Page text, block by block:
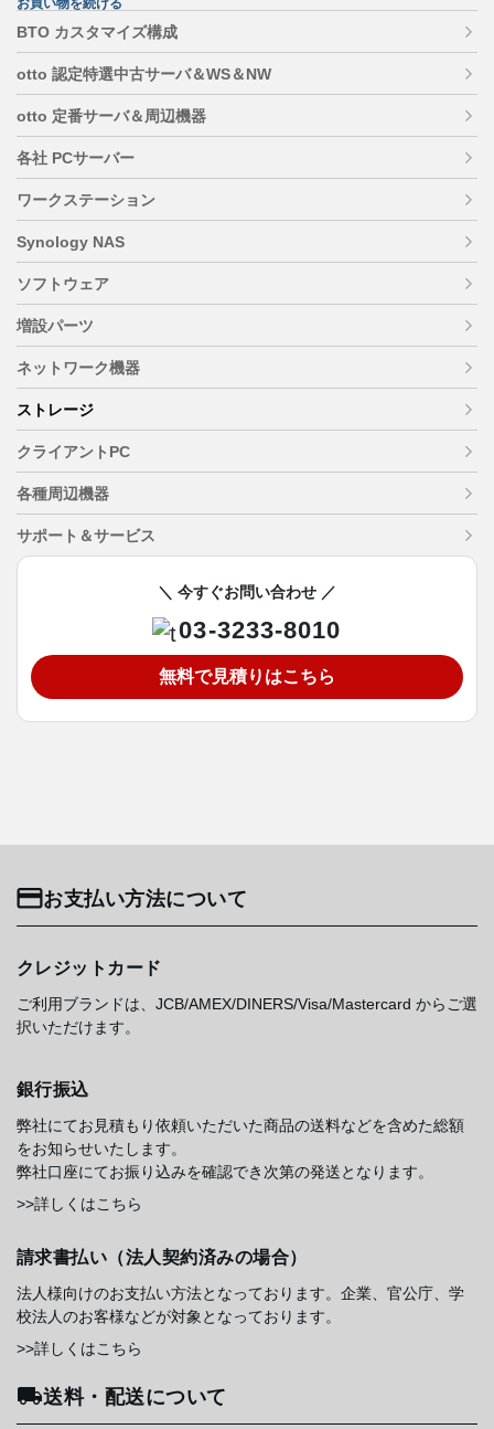
お買い物を続ける
BTO カスタマイズ構成
otto 認定特選中古サーバ＆WS＆NW
otto 定番サーバ＆周辺機器
各社 PCサーバー
ワークステーション
Synology NAS
ソフトウェア
増設パーツ
ネットワーク機器
ストレージ
クライアントPC
各種周辺機器
サポート＆サービス
＼ 今すぐお問い合わせ ／
03-3233-8010
無料で見積りはこちら
お支払い方法について
クレジットカード
ご利用ブランドは、JCB/AMEX/DINERS/Visa/Mastercard からご選
択いただけます。
銀行振込
弊社にてお見積もり依頼いただいた商品の送料などを含めた総額
をお知らせいたします。
弊社口座にてお振り込みを確認でき次第の発送となります。
>>詳しくはこちら
請求書払い（法人契約済みの場合）
法人様向けのお支払い方法となっております。企業、官公庁、学
校法人のお客様などが対象となっております。
>>詳しくはこちら
送料・配送について